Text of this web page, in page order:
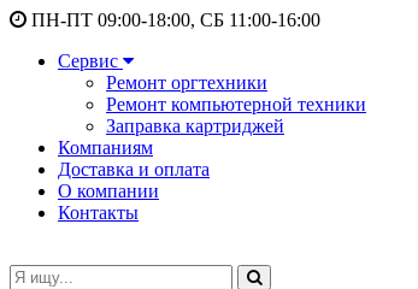
ПН-ПТ 09:00-18:00, СБ 11:00-16:00
Сервис
Ремонт оргтехники
Ремонт компьютерной техники
Заправка картриджей
Компаниям
Доставка и оплата
О компании
Контакты